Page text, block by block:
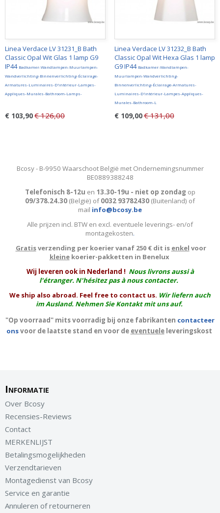
Linea Verdace LV 31231_B Bath
Classic Opal Wit Glas 1 lamp G9
IP44 Badkamer-Wandlampen-Muurlampen-
Wandverlichting-Binnenverlichting-Éclairage-
Armatures-Luminaires-D'intérieur-Lampes-
Appliques-Murales-Bathroom-Lamps-
€ 103,90€ 126,00
Linea Verdace LV 31232_B Bath
Classic Opal Wit Hexa Glas 1 lamp
G9 IP44 Badkamer-Wandlampen-
Muurlampen-Wandverlichting-
Binnenverlichting-Éclairage-Armatures-
Luminaires-D'intérieur-Lampes-Appliques-
Murales-Bathroom-L
€ 109,00€ 131,00
Bcosy - B-9950 Waarschoot België met Ondernemingsnummer
BE0889388248
Telefonisch 8-12u en 13.30-19u - niet op zondag op
09/378.24.30 (België) of0032 93782430 (Buitenland) of
mail info@bcosy.be
Alle prijzen incl. BTW en excl. eventuele leverings- en/of
montagekosten.
Gratisverzending per koerier vanaf 250 € dit is enkel voor
kleinekoerier-pakketten in Benelux
Wij leveren ook in Nederland ! Nous livrons aussi à
l'étranger. N'hésitez pas à nous contacter.
We ship also abroad. Feel free to contact us. Wir liefern auch
im Ausland. Nehmen Sie Kontakt mit uns auf.
"Op voorraad" mits voorradig bij onze fabrikanten contacteer
onsvoor de laatste stand en voor de eventueleleveringskost
Informatie
Over Bcosy
Recensies-Reviews
Contact
MERKENLIJST
Betalingsmogelijkheden
Verzendtarieven
Montagedienst van Bcosy
Service en garantie
Annuleren of retourneren